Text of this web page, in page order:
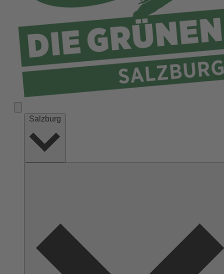
Salzburg